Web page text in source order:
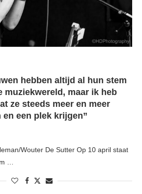
hebben altijd al hun stem
muziekwereld, maar ik heb
ze steeds meer en meer
een plek krijgen”
Wouter De Sutter Op 10 april staat
…